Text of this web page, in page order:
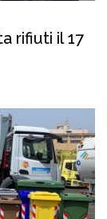
rifiuti il 17